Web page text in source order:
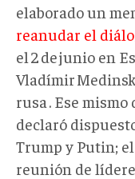
elaborado un
reanudar el
el 2 de junio en
Vladímir
rusa . Ese
declaró
Trump y Putin; el
reunión de